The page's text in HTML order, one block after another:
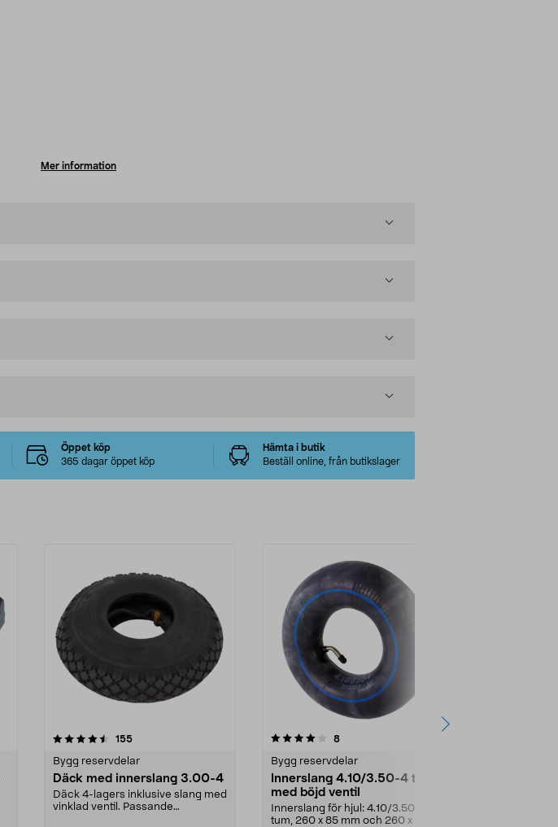
Mer information
Öppet köp
365 dagar öppet köp
Hämta i butik
Beställ online, från butikslager
155recensioner
Bygg reservdelar
Däck med innerslang 3.00-4
Däck 4-lagers inklusive slang med
vinklad ventil. Passande
4.0 av 5 stjärnor 8recensioner
Bygg reservdelar
Innerslang 4.10/3.50-4 tum
med böjd ventil
Innerslang för hjul: 4.10/3.50-4
tum, 260 x 85 mm och 260 x 80
4.5 av 5 stjärnor